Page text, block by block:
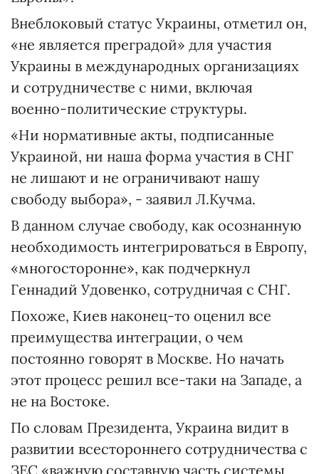
Внеблоковый статус Украины, отметил он,
«не является преградой» для участия
Украины в международных организациях
и сотрудничестве с ними, включая
военно-политические структуры.
«Ни нормативные акты, подписанные
Украиной, ни наша форма участия в СНГ
не лишают и не ограничивают нашу
свободу выбора», - заявил Л.Кучма.
В данном случае свободу, как осознанную
необходимость интегрироваться в Европу,
«многосторонне», как подчеркнул
Геннадий Удовенко, сотрудничая с СНГ.
Похоже, Киев наконец-то оценил все
преимущества интеграции, о чем
постоянно говорят в Москве. Но начать
этот процесс решил все-таки на Западе, а
не на Востоке.
По словам Президента, Украина видит в
развитии всестороннего сотрудничества с
ЗЕС «важную составную часть системы